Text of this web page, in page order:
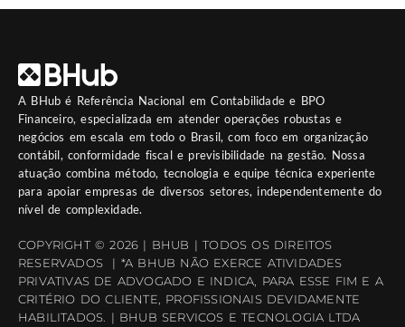
A BHub é Referência Nacional em Contabilidade e BPO
Financeiro, especializada em atender operações robustas e
negócios em escala em todo o Brasil, com foco em organização
contábil, conformidade fiscal e previsibilidade na gestão. Nossa
atuação combina método, tecnologia e equipe técnica experiente
para apoiar empresas de diversos setores, independentemente do
nível de complexidade.
COPYRIGHT © 2026 | BHUB | TODOS OS DIREITOS
RESERVADOS | *A BHUB NÃO EXERCE ATIVIDADES
PRIVATIVAS DE ADVOGADO E INDICA, PARA ESSE FIM E A
CRITÉRIO DO CLIENTE, PROFISSIONAIS DEVIDAMENTE
HABILITADOS. | BHUB SERVICOS E TECNOLOGIA LTDA